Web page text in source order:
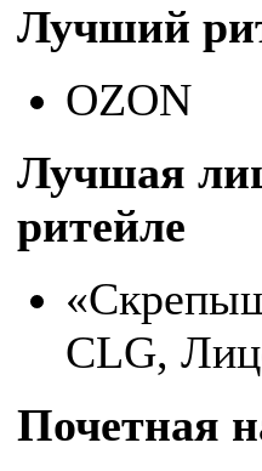
Лучший
OZON
Лучшая
ритейле
CLG,
Почетная